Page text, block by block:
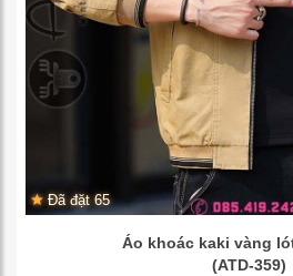
Đã đặt 65
Áo khoác kaki vàng
(ATD-359)